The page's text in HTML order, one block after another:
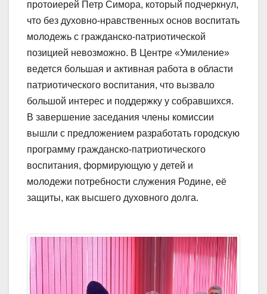
протоиерей Петр Симора, который подчеркнул,
что без духовно-нравственных основ воспитать
молодежь с гражданско-патриотической
позицией невозможно. В Центре «Умиление»
ведется большая и активная работа в области
патриотического воспитания, что вызвало
большой интерес и поддержку у собравшихся.
В завершение заседания члены комиссии
вышли с предложением разработать городскую
программу гражданско-патриотического
воспитания, формирующую у детей и
молодежи потребности служения Родине, её
защиты, как высшего духовного долга.